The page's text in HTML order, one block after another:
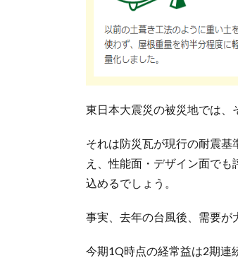
東日本大震災の被災地では、
それは防災瓦が現行の耐震
え、性能面・デザイン面で
込めるでしょう。
事実、去年の台風後、需要が
今期1Q時点の経常益は2期連